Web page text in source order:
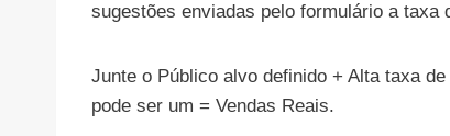
sugestões enviadas pelo formulário a taxa
Junte o Público alvo definido + Alta taxa
pode ser um = Vendas Reais.